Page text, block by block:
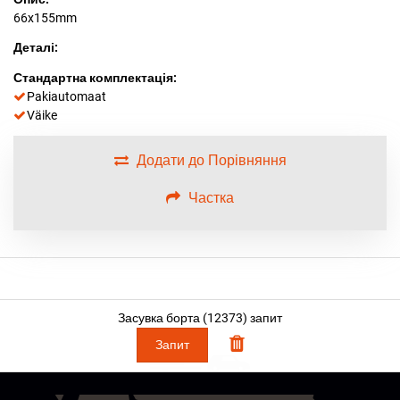
66x155mm
Деталі:
Стандартна комплектація:
Pakiautomaat
Väike
Додати до Порівняння
Частка
Засувка борта (12373) запит
Запит